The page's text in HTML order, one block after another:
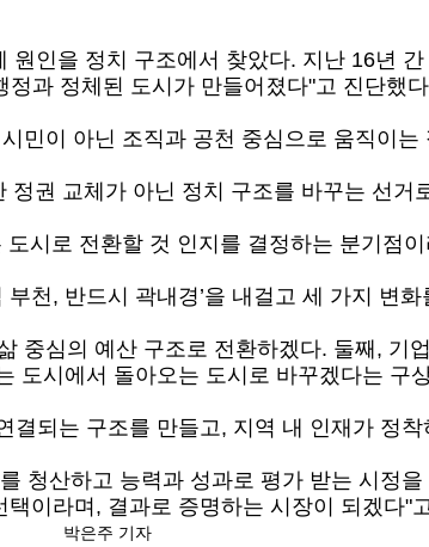
원인을 정치 구조에서 찾았다. 지난 16년
정과 정체된 도시가 만들어졌다"고 진단했
민이 아닌 조직과 공천 중심으로 움직이
정권 교체가 아닌 정치 구조를 바꾸는 선거
도시로 전환할 것 인지를 결정하는 분기점
천, 반드시 곽내경’을 내걸고 세 가지 변화
중심의 예산 구조로 전환하겠다. 둘째, 기
도시에서 돌아오는 도시로 바꾸겠다는 구
결되는 구조를 만들고, 지역 내 인재가 정
청산하고 능력과 성과로 평가 받는 시정
이라며, 결과로 증명하는 시장이 되겠다"
박은주 기자